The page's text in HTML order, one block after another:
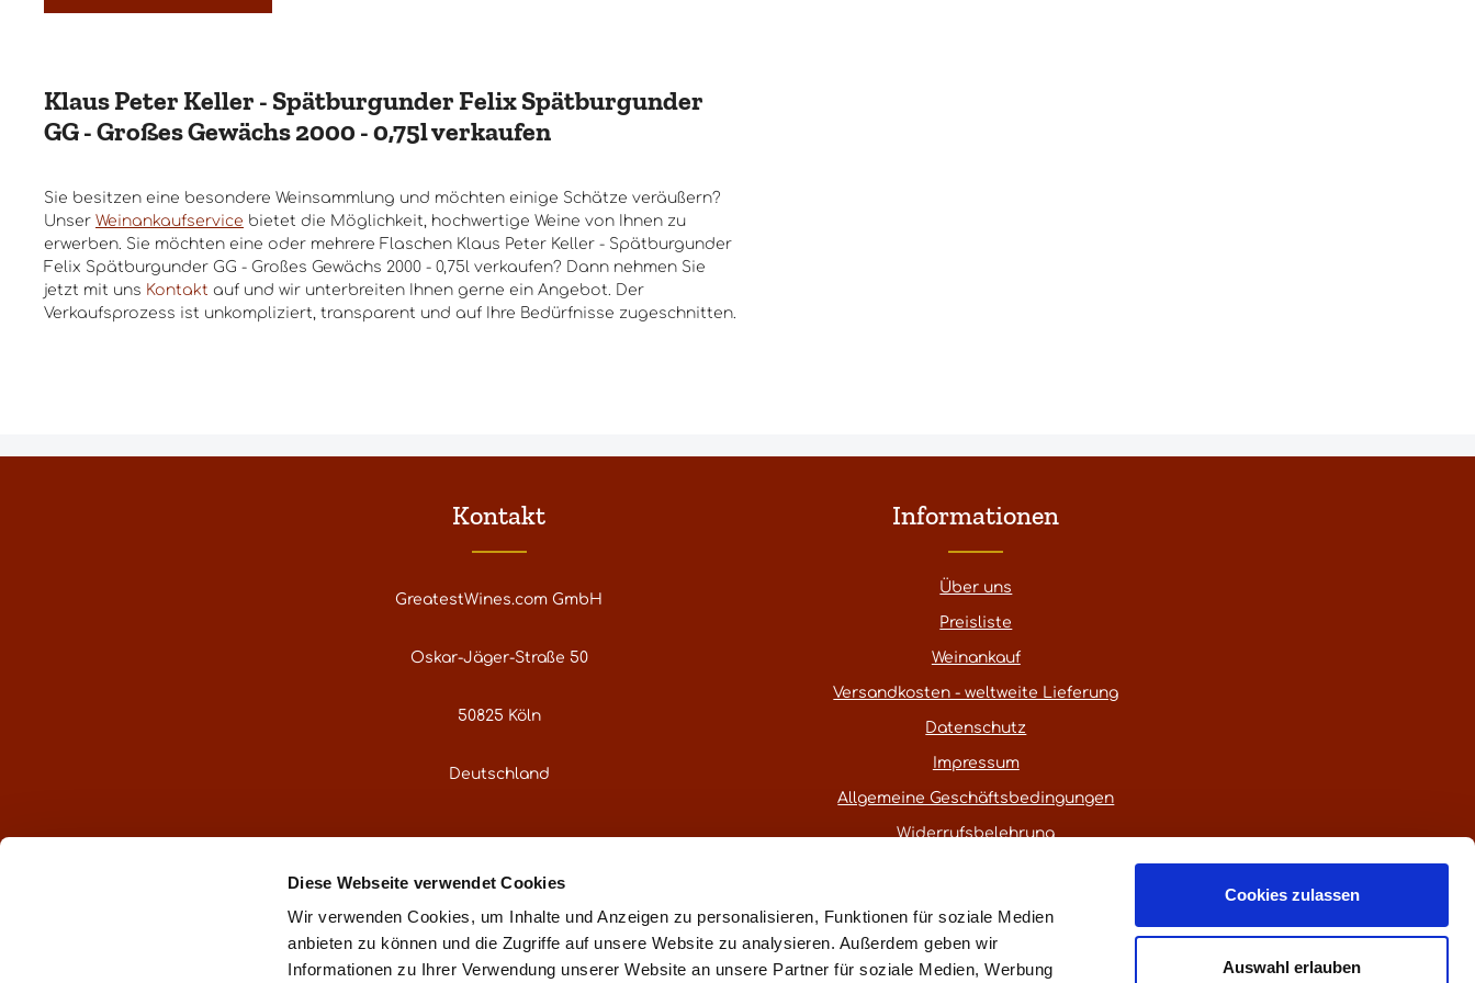
Diese Webseite verwendet Cookies
Wir verwenden Cookies, um Inhalte und Anzeigen zu personalisieren, Funktionen für soziale Medien
anbieten zu können und die Zugriffe auf unsere Website zu analysieren. Außerdem geben wir
Informationen zu Ihrer Verwendung unserer Website an unsere Partner für soziale Medien, Werbung
Cookies zulassen
Auswahl erlauben
Klaus Peter Keller - Spätburgunder Felix Spätburgunder
GG - Großes Gewächs 2000 - 0,75l verkaufen
Sie besitzen eine besondere Weinsammlung und möchten einige Schätze veräußern?
Unser Weinankaufservice bietet die Möglichkeit, hochwertige Weine von Ihnen zu
erwerben. Sie möchten eine oder mehrere Flaschen Klaus Peter Keller - Spätburgunder
Felix Spätburgunder GG - Großes Gewächs 2000 - 0,75l verkaufen? Dann nehmen Sie
jetzt mit uns Kontakt auf und wir unterbreiten Ihnen gerne ein Angebot. Der
Verkaufsprozess ist unkompliziert, transparent und auf Ihre Bedürfnisse zugeschnitten.
Kontakt
GreatestWines.com GmbH
Oskar-Jäger-Straße 50
50825 Köln
Deutschland
Oder über unser Kontaktformular.
Informationen
Über uns
Preisliste
Weinankauf
Versandkosten - weltweite Lieferung
Datenschutz
Impressum
Allgemeine Geschäftsbedingungen
Widerrufsbelehrung